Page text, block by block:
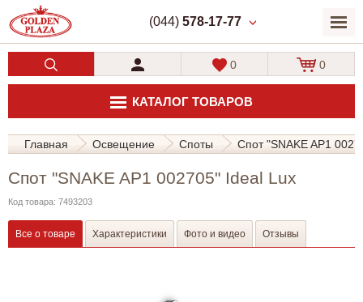
(044) 578-17-77
КАТАЛОГ ТОВАРОВ
0 0
Главная Освещение Споты Спот "SNAKE AP1
Спот "SNAKE AP1 002705" Ideal Lux
Код товара: 7493203
Все о товаре Характеристики Фото и видео Отзывы